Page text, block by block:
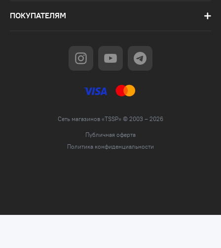
ПОКУПАТЕЛЯМ
Сеть магазинов «TSSP» © 2003 – 2026
Публичная оферта
Политика конфиденциальности